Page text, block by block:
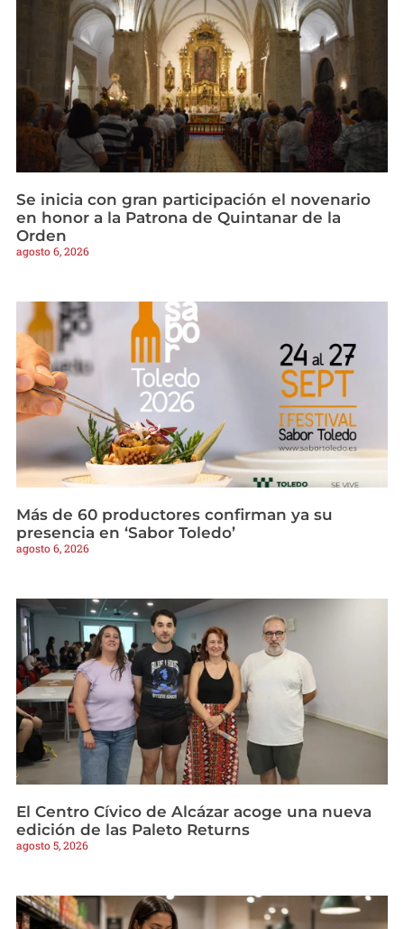
Se inicia con gran participación el novenario
en honor a la Patrona de Quintanar de la
Orden
agosto 6, 2026
Más de 60 productores confirman ya su
presencia en ‘Sabor Toledo’
agosto 6, 2026
El Centro Cívico de Alcázar acoge una nueva
edición de las Paleto Returns
agosto 5, 2026